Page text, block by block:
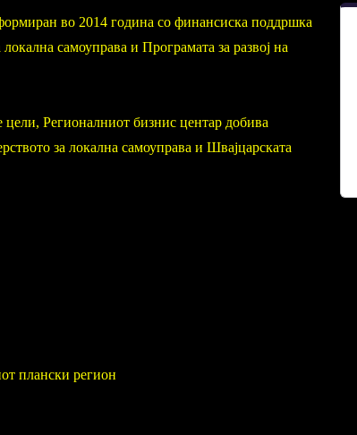
во 2014 година со финансиска поддршка
самоуправа и Програмата за развој на
цели, Регионалниот бизнис центар добива
за локална самоуправа и Швајцарската
плански регион